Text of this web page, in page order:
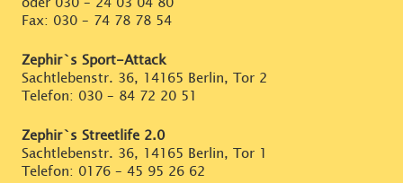
Fax: 030 – 74 78 78 54
Zephir`s Sport-Attack
Sachtlebenstr. 36, 14165 Berlin, Tor 2
Telefon: 030 – 84 72 20 51
Zephir`s Streetlife 2.0
Sachtlebenstr. 36, 14165 Berlin, Tor 1
Telefon: 0176 – 45 95 26 62